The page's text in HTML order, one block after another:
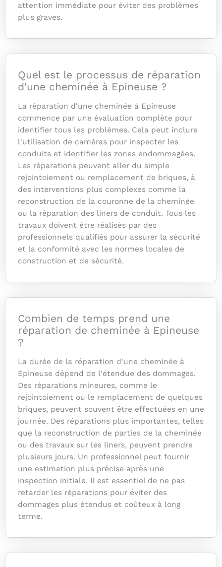
attention immédiate pour éviter des problèmes
plus graves.
Quel est le processus de réparation
d'une cheminée à Epineuse ?
La réparation d'une cheminée à Epineuse
commence par une évaluation complète pour
identifier tous les problèmes. Cela peut inclure
l'utilisation de caméras pour inspecter les
conduits et identifier les zones endommagées.
Les réparations peuvent aller du simple
rejointoiement ou remplacement de briques, à
des interventions plus complexes comme la
reconstruction de la couronne de la cheminée
ou la réparation des liners de conduit. Tous les
travaux doivent être réalisés par des
professionnels qualifiés pour assurer la sécurité
et la conformité avec les normes locales de
construction et de sécurité.
Combien de temps prend une
réparation de cheminée à Epineuse
?
La durée de la réparation d'une cheminée à
Epineuse dépend de l'étendue des dommages.
Des réparations mineures, comme le
rejointoiement ou le remplacement de quelques
briques, peuvent souvent être effectuées en une
journée. Des réparations plus importantes, telles
que la reconstruction de parties de la cheminée
ou des travaux sur les liners, peuvent prendre
plusieurs jours. Un professionnel peut fournir
une estimation plus précise après une
inspection initiale. Il est essentiel de ne pas
retarder les réparations pour éviter des
dommages plus étendus et coûteux à long
terme.